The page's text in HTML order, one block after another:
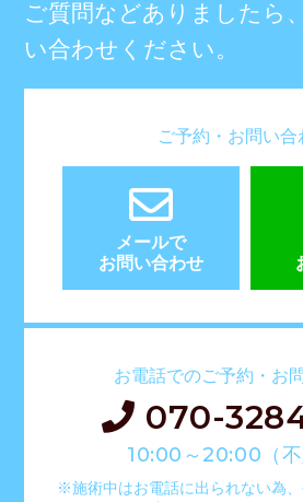
ご質問などありましたら
い合わせください。
ご予約・お問い合
メールで
お問い合わせ
お電話でのご予約・お
070-
10:00～20:00（不
※施術中はお電話に出られない為